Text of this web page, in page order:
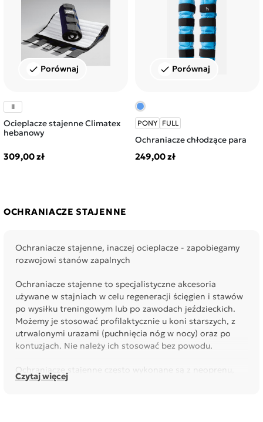
check Porównaj
II
Ocieplacze stajenne Climatex
hebanowy
309,00 zł
check Porównaj
PONY FULL
Ochraniacze chłodzące para
249,00 zł
OCHRANIACZE STAJENNE
Ochraniacze stajenne, inaczej ocieplacze - zapobiegamy
rozwojowi stanów zapalnych
Ochraniacze stajenne to specjalistyczne akcesoria
używane w stajniach w celu regeneracji ścięgien i stawów
po wysiłku treningowym lub po zawodach jeździeckich.
Możemy je stosować profilaktycznie u koni starszych, z
utrwalonymi urazami (puchnięcia nóg w nocy) oraz po
kontuzjach. Nie należy ich stosować bez powodu.
Ochraniacze stajenne często wykonane są z neoprenu,
miękkiego elastycznego i dobrze dopasowującego się do
Czytaj więcej